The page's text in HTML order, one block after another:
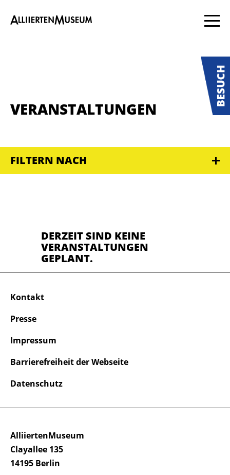
VERANSTALTUNGEN
FILTERN NACH
DERZEIT SIND KEINE
VERANSTALTUNGEN
GEPLANT.
AlliiertenMuseum
Clayallee 135
14195 Berlin
Kontakt
Presse
Impressum
Barrierefreiheit der Webseite
Datenschutz